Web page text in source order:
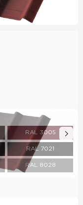
RAL 3005
RAL 7021
RAL 8028